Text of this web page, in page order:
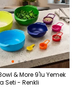
& More 9'lu Yemek
Seti - Renkli